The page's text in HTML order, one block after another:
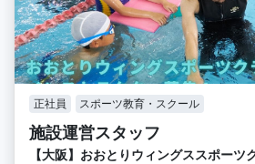
正社員 スポーツ教育・スクール
施設運営スタッフ
【大阪】おおとりウィングススポーツ